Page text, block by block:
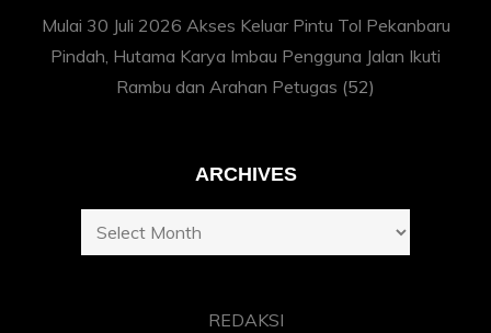
Mulai 30 Juli 2026 Akses Keluar Pintu Tol Pekanbaru
Pindah, Hutama Karya Imbau Pengguna Jalan Ikuti
Rambu dan Arahan Petugas (52)
ARCHIVES
Archives
REDAKSI